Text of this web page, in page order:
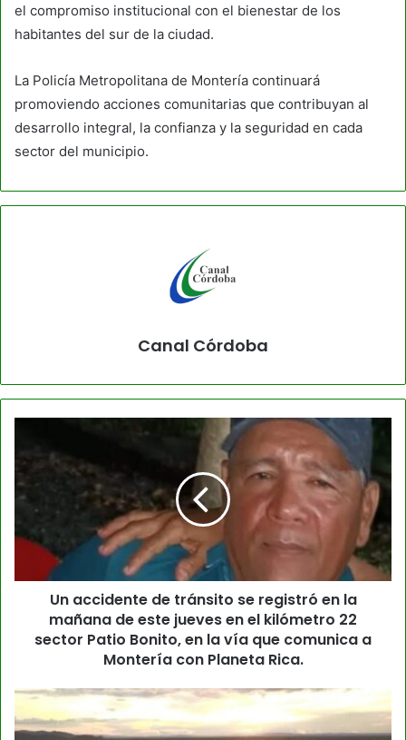
el compromiso institucional con el bienestar de los
habitantes del sur de la ciudad.
La Policía Metropolitana de Montería continuará
promoviendo acciones comunitarias que contribuyan al
desarrollo integral, la confianza y la seguridad en cada
sector del municipio.
Canal Córdoba
Un accidente de tránsito se registró en la
mañana de este jueves en el kilómetro 22
sector Patio Bonito, en la vía que comunica a
Montería con Planeta Rica.